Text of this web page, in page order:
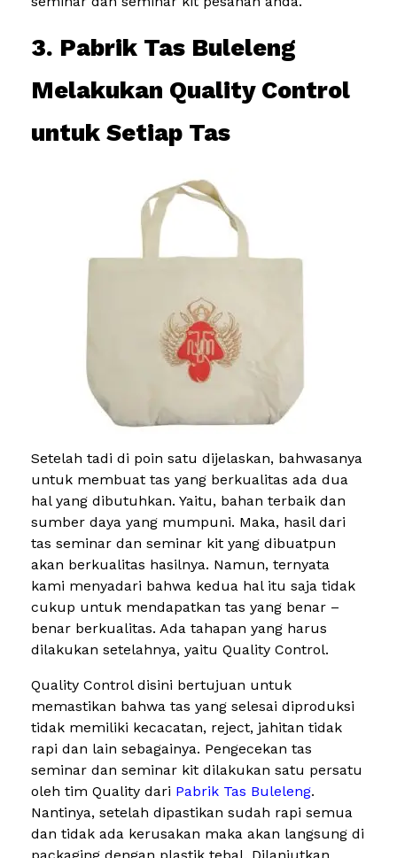
3. Pabrik Tas Buleleng
Melakukan Quality Control
untuk Setiap Tas
Setelah tadi di poin satu dijelaskan, bahwasanya
untuk membuat tas yang berkualitas ada dua
hal yang dibutuhkan. Yaitu, bahan terbaik dan
sumber daya yang mumpuni. Maka, hasil dari
tas seminar dan seminar kit yang dibuatpun
akan berkualitas hasilnya. Namun, ternyata
kami menyadari bahwa kedua hal itu saja tidak
cukup untuk mendapatkan tas yang benar –
benar berkualitas. Ada tahapan yang harus
dilakukan setelahnya, yaitu Quality Control.
Quality Control disini bertujuan untuk
memastikan bahwa tas yang selesai diproduksi
tidak memiliki kecacatan, reject, jahitan tidak
rapi dan lain sebagainya. Pengecekan tas
seminar dan seminar kit dilakukan satu persatu
oleh tim Quality dari Pabrik Tas Buleleng.
Nantinya, setelah dipastikan sudah rapi semua
dan tidak ada kerusakan maka akan langsung di